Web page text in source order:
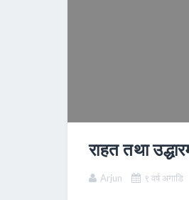
राहत तथा
Arjun ९ वर्ष अगाडि